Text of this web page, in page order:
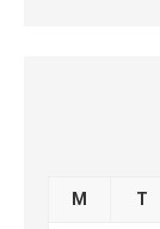
M T